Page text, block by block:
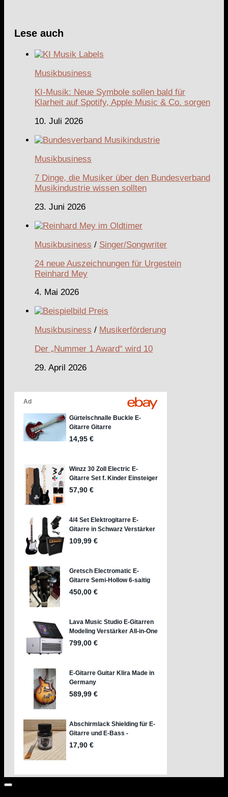
Lese auch
Musikbusiness
KI-Musik: Neue Symbole sollen bald für
Klarheit auf Spotify, Apple Music & Co. sorgen
10. Juli 2026
Musikbusiness
7 Dinge, die Musiker über den Bundesverband
Musikindustrie wissen sollten
23. Juni 2026
Musikbusiness / Singer/Songwriter
24 neue Auszeichnungen für Urgestein
Reinhard Mey
4. Mai 2026
Musikbusiness / Musikerförderung
Der „Nummer 1 Award“ wird 10
29. April 2026